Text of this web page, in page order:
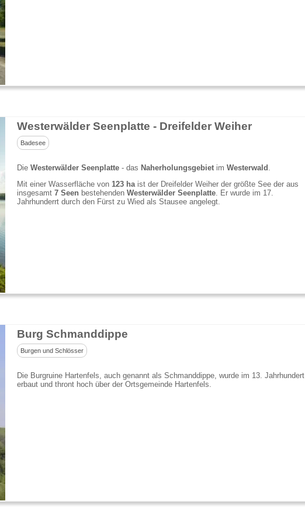
Westerwälder Seenplatte - Dreifelder Weiher
Badesee
Die Westerwälder Seenplatte- das Naherholungsgebietim Westerwald
Mit einer Wasserfläche von123 haist der Dreifelder Weiher der größte See der aus
insgesamt7 Seen bestehenden Westerwälder Seenplatte. Er wurde im 17.
Jahrhunderrt durch den Fürst zu Wied als Stausee angelegt.
Burg Schmanddippe
Burgen und Schlösser
Die Burgruine Hartenfels, auch genannt als Schmanddippe, wurde im 13. Jahrhundert
erbaut und thront hoch über der Ortsgemeinde Hartenfels.